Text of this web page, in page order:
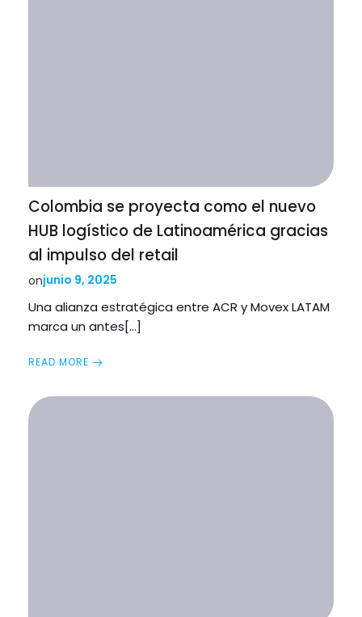
Colombia se proyecta como el nuevo
HUB logístico de Latinoamérica gracias
al impulso del retail
onjunio 9, 2025
Una alianza estratégica entre ACR y Movex LATAM
marca un antes[…]
READ MORE